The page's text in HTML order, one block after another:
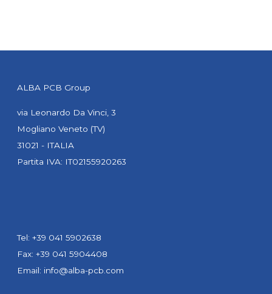
ALBA PCB Group
via Leonardo Da Vinci, 3
Mogliano Veneto (TV)
31021 - ITALIA
Partita IVA: IT02155920263
Tel: +39 041 5902638
Fax: +39 041 5904408
Email: info@alba-pcb.com